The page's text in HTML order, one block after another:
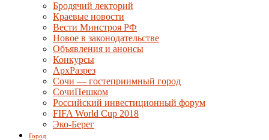
Бродячий лекторий
Краевые новости
Вести Минстроя РФ
Новое в законодательстве
Объявления и анонсы
Конкурсы
АрхРазрез
Сочи — гостеприимный город
СочиПешком
Российский инвестиционный форум
FIFA World Cup 2018
Эко-Берег
Город